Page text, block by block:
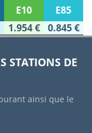
E10
E85
1.954 € 0.845 €
STATIONS DE
ainsi que le